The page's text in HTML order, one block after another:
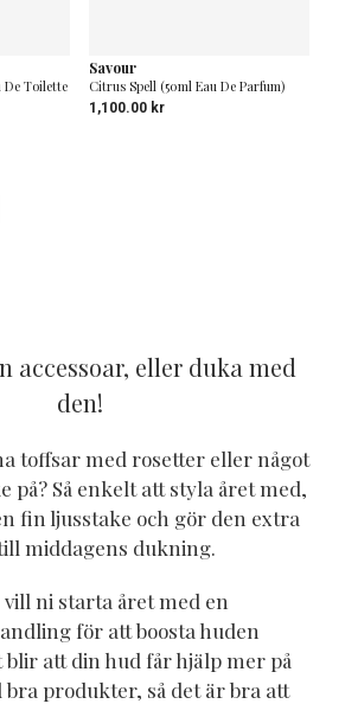
De Toilette
Savour
Citrus Spell (50ml Eau De Parfum)
1,100.00 kr
accessoar, eller duka med
den!
toffsar med rosetter eller något
på? Så enkelt att styla året med,
fin ljusstake och gör den extra
middagens dukning.
vill ni starta året med en
för att boosta huden
att din hud får hjälp mer på
bra produkter, så det är bra att